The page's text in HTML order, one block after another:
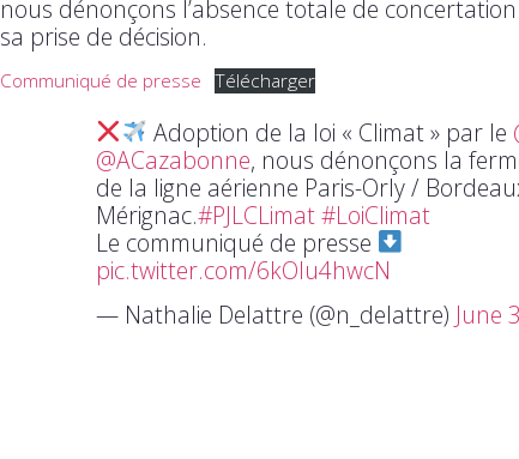
nous dénonçons l’absence totale de
sa prise de décision.
Communiqué de presse Télécharger
Adoption de la loi « Climat » par le
@ACazabonne, nous dénonçons la
de la ligne aérienne Paris-Orly /
Mérignac.#PJLCLimat #LoiClimat
Le communiqué de presse
pic.twitter.com/6kOlu4hwcN
— Nathalie Delattre (@n_delattre) June